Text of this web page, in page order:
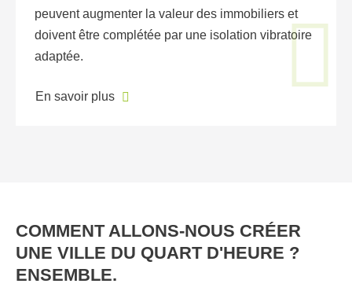
peuvent augmenter la valeur des immobiliers et
doivent être complétée par une isolation vibratoire
adaptée.
En savoir plus
COMMENT ALLONS-NOUS CRÉER
UNE VILLE DU QUART D'HEURE ?
ENSEMBLE.